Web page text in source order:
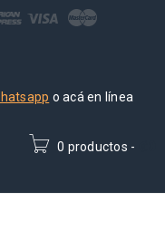
o acá en línea
0 productos -